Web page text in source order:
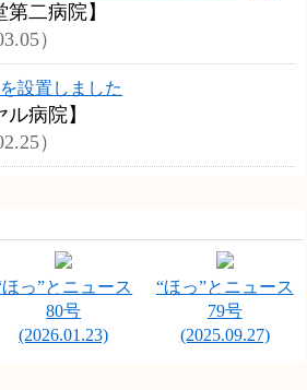
第二病院】
）
設置しました
ル病院】
）
ほっ”とニュース
80号
(2026.01.23)
“ほっ”とニュース
79号
(2025.09.27)